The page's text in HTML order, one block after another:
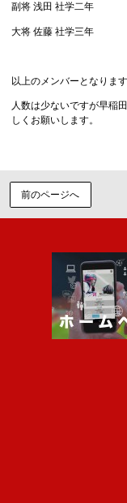
副将 浅田 社学二年
大将 佐藤 社学三年
以上のメンバーとなります
人数は少ないですが早稲
しくお願いします。
前のページへ